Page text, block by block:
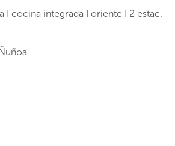
I cocina integrada I oriente I 2 estac.